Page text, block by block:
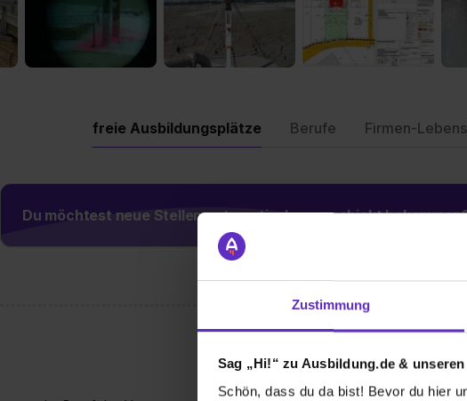
Zustimmung
Sag „Hi!“ zu Ausbildung.de &
Schön, dass du da bist! Bevor du hier
freie Ausbildungsplätze Berufe Firmen-
Du möchtest neue Stellen automatisch zugeschickt